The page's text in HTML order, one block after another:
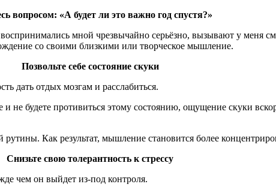
вопросом: «А будет ли это важно год спустя?»
мной чрезвычайно серьёзно, вызывают у меня
со своими близкими или творческое мышление.
Позвольте себе состояние скуки
дать отдых мозгам и расслабиться.
не будете противиться этому состоянию, ощущение скуки
Как результат, мышление становится более
Снизьте свою толерантность к стрессу
чем он выйдет из-под контроля.